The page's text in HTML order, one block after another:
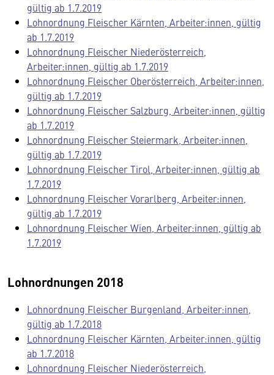
gültig ab 1.7.2019
Lohnordnung Fleischer Kärnten, Arbeiter:innen, gültig
ab 1.7.2019
Lohnordnung Fleischer Niederösterreich,
Arbeiter:innen, gültig ab 1.7.2019
Lohnordnung Fleischer Oberösterreich, Arbeiter:innen,
gültig ab 1.7.2019
Lohnordnung Fleischer Salzburg, Arbeiter:innen, gültig
ab 1.7.2019
Lohnordnung Fleischer Steiermark, Arbeiter:innen,
gültig ab 1.7.2019
Lohnordnung Fleischer Tirol, Arbeiter:innen, gültig ab
1.7.2019
Lohnordnung Fleischer Vorarlberg, Arbeiter:innen,
gültig ab 1.7.2019
Lohnordnung Fleischer Wien, Arbeiter:innen, gültig ab
1.7.2019
Lohnordnungen 2018
Lohnordnung Fleischer Burgenland, Arbeiter:innen,
gültig ab 1.7.2018
Lohnordnung Fleischer Kärnten, Arbeiter:innen, gültig
ab 1.7.2018
Lohnordnung Fleischer Niederösterreich,